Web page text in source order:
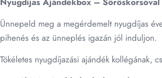
Ünnepeld meg a megérdemelt nyugdíjas
pihenés és az ünneplés igazán jól induljon.
Tökéletes nyugdíjazási ajándék kollégának,